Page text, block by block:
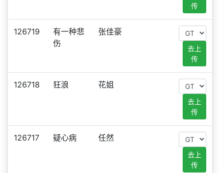
传
126719
有一种悲
伤
张佳豪
去上
传
126718 狂浪 花姐
去上
传
126717 疑心病 任然
去上
传